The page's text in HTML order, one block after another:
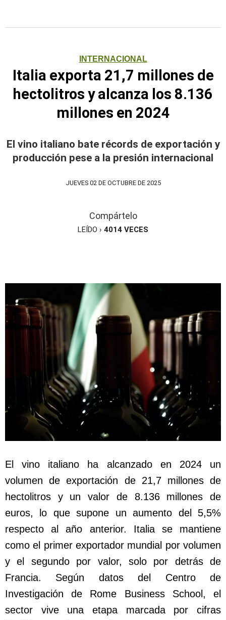
INTERNACIONAL
Italia exporta 21,7 millones de
hectolitros y alcanza los 8.136
millones en 2024
El vino italiano bate récords de exportación y
producción pese a la presión internacional
JUEVES 02 DE OCTUBRE DE 2025
Compártelo
LEÍDO › 4014 VECES
El vino italiano ha alcanzado en 2024 un
volumen de exportación de 21,7 millones de
hectolitros y un valor de 8.136 millones de
euros, lo que supone un aumento del 5,5%
respecto al año anterior. Italia se mantiene
como el primer exportador mundial por volumen
y el segundo por valor, solo por detrás de
Francia. Según datos del Centro de
Investigación de Rome Business School, el
sector vive una etapa marcada por cifras